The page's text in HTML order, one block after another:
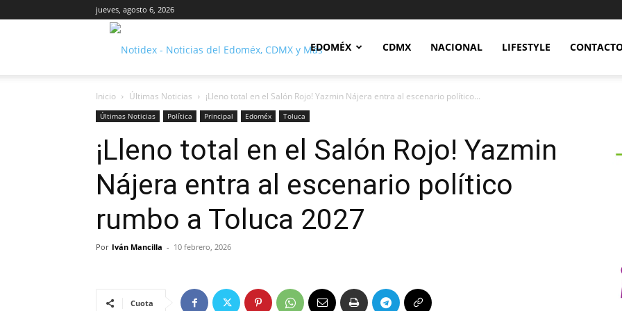
jueves, agosto 6, 2026
Notidex
EDOMÉX CDMX NACIONAL LIFESTYLE
Inicio Últimas Noticias ¡Lleno total en el Salón Rojo! Yazmin Nájera entra al escenario político...
Últimas Noticias Política Principal Edoméx Toluca
¡Lleno total en el Salón Rojo! Yazmin
Nájera entra al escenario político
rumbo a Toluca 2027
Por Iván Mancilla - 10 febrero, 2026
Cuota